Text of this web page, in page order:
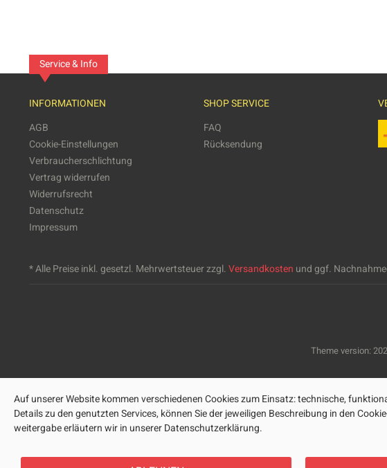
Service & Info
INFORMATIONEN
AGB
Cookie-Einstellungen
Verbraucherschlichtung
Vertrag widerrufen
Widerrufsrecht
Datenschutz
Impressum
SHOP SERVICE
FAQ
Rücksendung
* Alle Preise inkl. gesetzl. Mehrwertsteuer zzgl.Versandkosten und ggf.
Theme version:
Auf unserer Website kommen verschiedenen Cookies zum Einsatz: technische,
Details zu den genutzten Services, können Sie der jeweiligen Beschreibung in den
weitergabe erläutern wir in unserer Datenschutzerklärung.